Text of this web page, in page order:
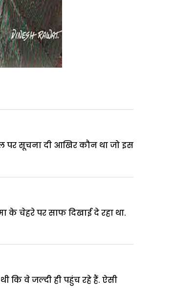
पर सूचना दी आखिर कौन था जो इस
के चेहरे पर साफ दिखाई दे रहा था.
कि वे जल्दी ही पहुंच रहे हैं. ऐसी